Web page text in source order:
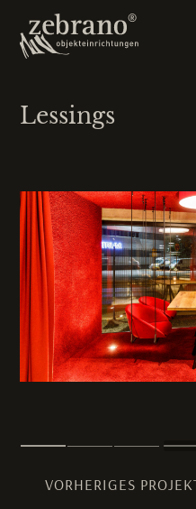
Lessings
1 2
VORHERIGES